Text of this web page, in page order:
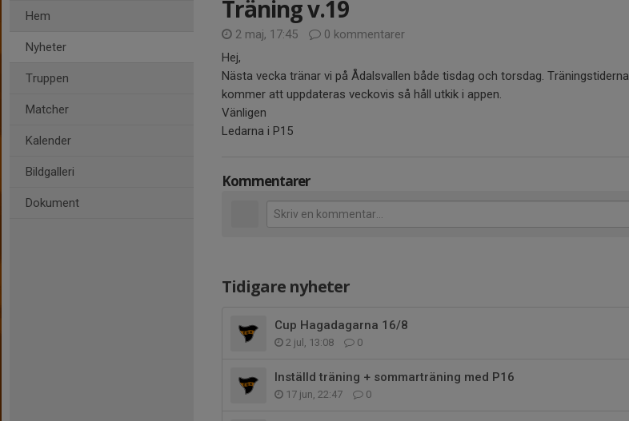
Hem
Nyheter
Truppen
Matcher
Kalender
Bildgalleri
Dokument
Träning v.19
2 maj, 17:45
0 kommentarer
Hej,
Nästa vecka tränar vi på Ådalsvallen både tisdag och torsdag. Träningstiderna
kommer att uppdateras veckovis så håll utkik i appen.
Vänligen
Ledarna i P15
Kommentarer
Tidigare nyheter
Cup Hagadagarna 16/8
2 jul, 13:08 0
Inställd träning + sommarträning med P16
17 jun, 22:47 0